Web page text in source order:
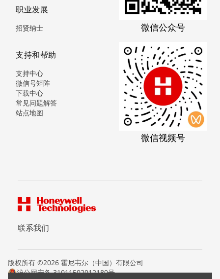
职业发展
招贤纳士
支持和帮助
支持中心
微信号矩阵
下载中心
常见问题解答
站点地图
微信公众号
微信视频号
联系我们
版权所有 ©2026 霍尼韦尔（中国）有限公司
沪公网安备 31011502012180号